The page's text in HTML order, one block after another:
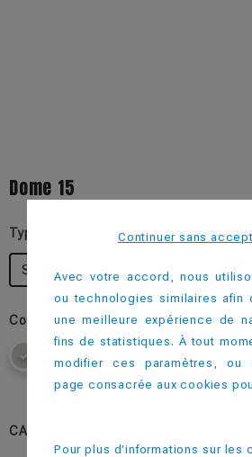
Dome 15
Type d'impression
Sans Impression
Couleur
CATEGORIES:
Continuer sans
Avec votre accord, nous
ou technologies similaires afin
une meilleure expérience de
fins de statistiques. À tout
modifier ces paramètres, ou
page consacrée aux cookies
Pour plus d'informations sur les